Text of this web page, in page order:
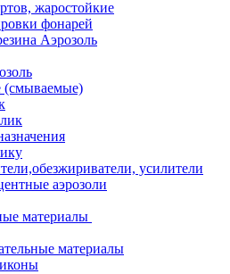
жаростойкие
фонарей
Аэрозоль
усилители
аэрозоли
материалы
материалы